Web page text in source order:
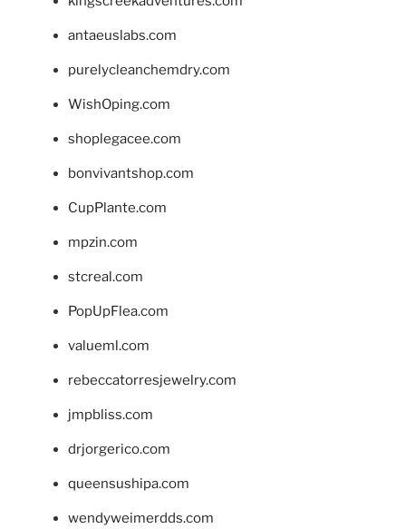
antaeuslabs.com
purelycleanchemdry.com
WishOping.com
shoplegacee.com
bonvivantshop.com
CupPlante.com
mpzin.com
stcreal.com
PopUpFlea.com
valueml.com
rebeccatorresjewelry.com
jmpbliss.com
drjorgerico.com
queensushipa.com
wendyweimerdds.com